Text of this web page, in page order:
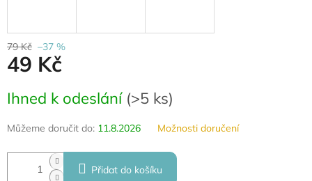
79 Kč –37 %
49 Kč
cena:
Ihned k odeslání (>5 ks)
Můžeme doručit do: 11.8.2026 Možnosti doručení
Přidat do košíku